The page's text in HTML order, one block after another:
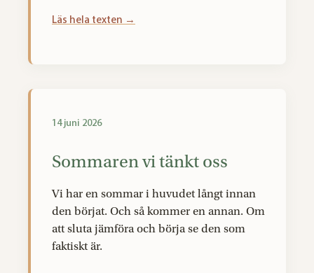
Läs hela texten →
Sommaren vi tänkt oss
Vi har en sommar i huvudet långt innan
den börjat. Och så kommer en annan. Om
att sluta jämföra och börja se den som
faktiskt är.
14 juni 2026